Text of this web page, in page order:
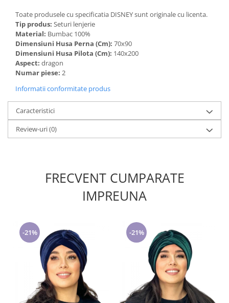
Toate produsele cu specificatia DISNEY sunt originale cu licenta.
Tip produs: Seturi lenjerie
Material: Bumbac 100%
Dimensiuni Husa Perna (Cm): 70x90
Dimensiuni Husa Pilota (Cm): 140x200
Aspect: dragon
Numar piese: 2
Informatii conformitate produs
Caracteristici
Review-uri(0)
FRECVENT CUMPARATE
IMPREUNA
-21% -21%